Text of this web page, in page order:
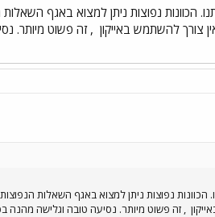
הכוונות נפוצות ניתן למצוא באגף
צורך להשתמש באייקון , זה פשוט מיותר.
הכוונות נפוצות ניתן למצוא באגף השאלות
, זה פשוט מיותר. נסיעה טובה וגלישה מהנה